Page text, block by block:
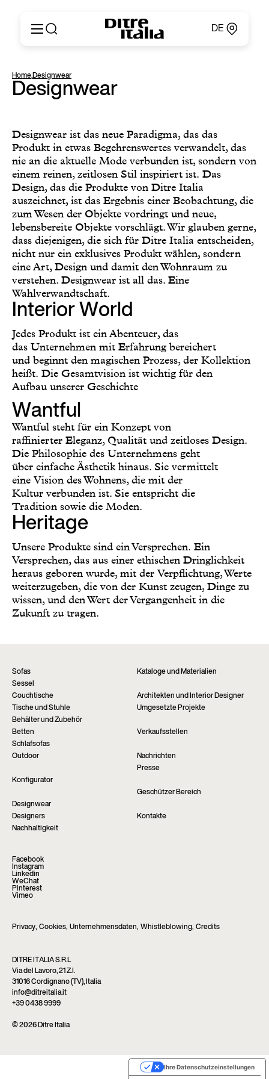
DE
Produkte
Konfigurator
Ditre Italia für Fachleute
Verkaufsstellen
Nachrichten & Presse
Geschützer Bereich
Kontakte
English
Français
Русский
简体中文
Home,Designwear
Designwear
Designwear ist das neue Paradigma, das das
Produkt in etwas Begehrenswertes verwandelt, das
nie an die aktuelle Mode verbunden ist, sondern von
einem reinen, zeitlosen Stil inspiriert ist. Das
Design, das die Produkte von Ditre Italia
auszeichnet, ist das Ergebnis einer Beobachtung, die
zum Wesen der Objekte vordringt und neue,
lebensbereite Objekte vorschlägt. Wir glauben gerne,
dass diejenigen, die sich für Ditre Italia entscheiden,
nicht nur ein exklusives Produkt wählen, sondern
eine Art, Design und damit den Wohnraum zu
verstehen. Designwear ist all das. Eine
Wahlverwandtschaft.
Interior World
Jedes Produkt ist ein Abenteuer, das
das Unternehmen mit Erfahrung bereichert
und beginnt den magischen Prozess, der Kollektion
heißt. Die Gesamtvision ist wichtig für den
Aufbau unserer Geschichte
Wantful
Wantful steht für ein Konzept von
raffinierter Eleganz, Qualität und zeitloses Design.
Die Philosophie des Unternehmens geht
über einfache Ästhetik hinaus. Sie vermittelt
eine Vision des Wohnens, die mit der
Kultur verbunden ist. Sie entspricht die
Tradition sowie die Moden.
Heritage
Unsere Produkte sind ein Versprechen. Ein
Versprechen, das aus einer ethischen Dringlichkeit
heraus geboren wurde, mit der Verpflichtung, Werte
weiterzugeben, die von der Kunst zeugen, Dinge zu
wissen, und den Wert der Vergangenheit in die
Zukunft zu tragen.
Sofas
Kataloge und Materialien
Sessel
Couchtische
Architekten und Interior Designer
Tische und Stuhle
Umgesetzte Projekte
Behälter und Zubehör
Betten
Verkaufsstellen
Schlafsofas
Outdoor
Nachrichten
Presse
Konfigurator
Geschützer Bereich
Designwear
Designers
Kontakte
Nachhaltigkeit
Facebook
Instagram
Linkedin
WeChat
Pinterest
Vimeo
Privacy, Cookies, Unternehmensdaten, Whistleblowing, Credits
DITRE ITALIA S.R.L
Via del Lavoro, 21 Z.I.
31016 Cordignano (TV), Italia
info@ditreitalia.it
+39 0438 9999
© 2026 Ditre Italia
Ihre Datenschutzeinstellungen